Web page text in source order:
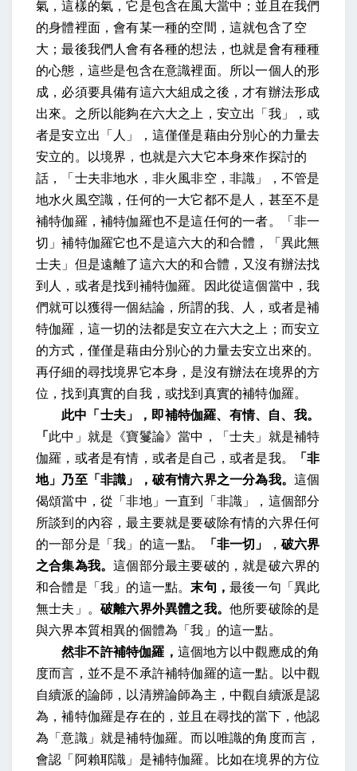
氣，這樣的氣，它是包含在風大當中；並且在我們
的身體裡面，會有某一種的空間，這就包含了空
大；最後我們人會有各種的想法，也就是會有種種
的心態，這些是包含在意識裡面。所以一個人的形
成，必須要具備有這六大組成之後，才有辦法形成
出來。之所以能夠在六大之上，安立出「我」，或
者是安立出「人」，這僅僅是藉由分別心的力量去
安立的。以境界，也就是六大它本身來作探討的
話，「士夫非地水，非火風非空，非識」，不管是
地水火風空識，任何的一大它都不是人，甚至不是
補特伽羅，補特伽羅也不是這任何的一者。「非一
切」補特伽羅它也不是這六大的和合體，「異此無
士夫」但是遠離了這六大的和合體，又沒有辦法找
到人，或者是找到補特伽羅。因此從這個當中，我
們就可以獲得一個結論，所謂的我、人，或者是補
特伽羅，這一切的法都是安立在六大之上；而安立
的方式，僅僅是藉由分別心的力量去安立出來的。
再仔細的尋找境界它本身，是沒有辦法在境界的方
位，找到真實的自我，或找到真實的補特伽羅。
此中「士夫」，即補特伽羅、有情、自、我。
「 此中」就是《寶鬘論》當中，「士夫」就是補特
伽羅，或者是有情，或者是自己，或者是我。
「非
地」乃至「非識」，破有情六界之一分為我。這個
偈頌當中，從「非地」一直到「非識」，這個部分
所談到的內容，最主要就是要破除有情的六界任何
的一部分是「我」的這一點。
「非一切」 ， 破六界
之合集為我。這個部分最主要破的，就是破六界的
和合體是「我」的這一點。末句，最後一句「異此
無士夫」。 破離六界外異體之我。 他所要破除的是
與六界本質相異的個體為「我」的這一點。
然非不許補特伽羅， 這個地方以中觀應成的角
度而言，並不是不承許補特伽羅的這一點。以中觀
自續派的論師，以清辨論師為主，中觀自續派是認
為，補特伽羅是存在的，並且在尋找的當下，他認
為「意識」就是補特伽羅。而以唯識的角度而言，
會認「阿賴耶識」是補特伽羅。比如在境界的方位